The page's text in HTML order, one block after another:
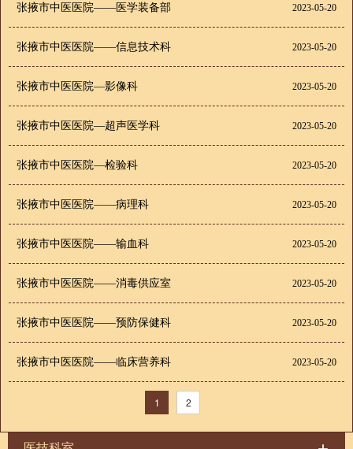
张掖市中医医院——医学装备部 2023-05-20
张掖市中医医院——信息技术科 2023-05-20
张掖市中医医院—影像科 2023-05-20
张掖市中医医院—超声医学科 2023-05-20
张掖市中医医院—检验科 2023-05-20
张掖市中医医院——病理科 2023-05-20
张掖市中医医院——输血科 2023-05-20
张掖市中医医院——消毒供应室 2023-05-20
张掖市中医医院——预防保健科 2023-05-20
张掖市中医医院——临床营养科 2023-05-20
1 2